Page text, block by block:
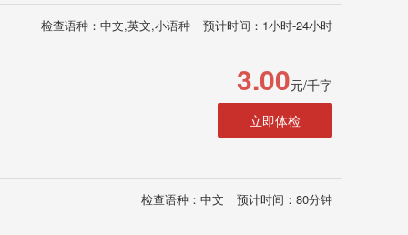
检查语种：中文,英文,小语种 预计时间：1小时-24小时
3.00元/千字
立即体检
检查语种：中文 预计时间：80分钟